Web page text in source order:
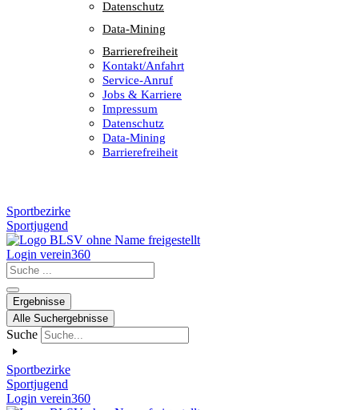
Daten­schutz
Data-Mining
Barrie­re­frei­heit
Kontakt/​​Anfahrt
Service-Anruf
Jobs & Karriere
Impres­sum
Daten­schutz
Data-Mining
Barrie­re­frei­heit
Sportbezirke
Sportjugend
Login verein360
Search
...
Ergebnisse
Alle Suchergebnisse
Suche
Sportbezirke
Sportjugend
Login verein360